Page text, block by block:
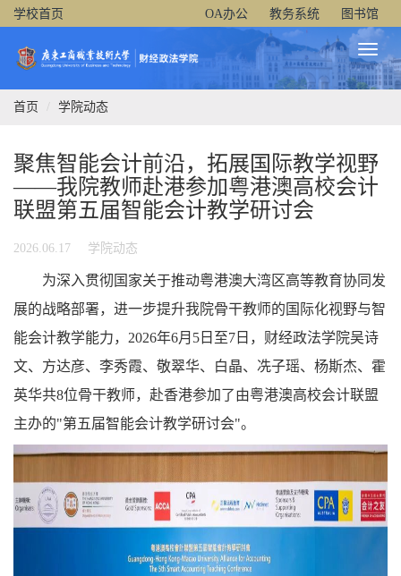
学校首页 OA办公 教务系统 图书馆
Toggle
首页 学院动态
聚焦智能会计前沿，拓展国际教学视野
——我院教师赴港参加粤港澳高校会计
联盟第五届智能会计教学研讨会
2026.06.17 学院动态
为深入贯彻国家关于推动粤港澳大湾区高等教育协同发
展的战略部署，进一步提升我院骨干教师的国际化视野与智
能会计教学能力，2026年6月5日至7日，财经政法学院吴诗
文、方达彦、李秀霞、敬翠华、白晶、冼子瑶、杨斯杰、霍
英华共8位骨干教师，赴香港参加了由粤港澳高校会计联盟
主办的"第五届智能会计教学研讨会"。